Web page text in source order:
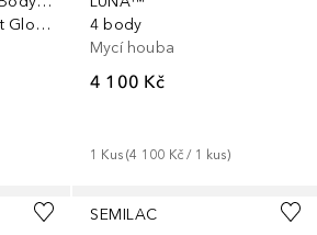
Perfomance Treatment Gloves
4 body
Mycí houba
4 100 Kč
1 Kus (4 100 Kč / 1 kus)
SEMILAC